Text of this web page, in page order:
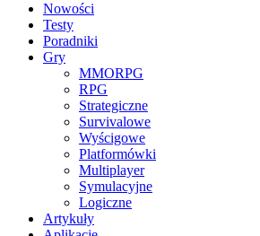
Nowości
Testy
Poradniki
Gry
MMORPG
RPG
Strategiczne
Survivalowe
Wyścigowe
Platformówki
Multiplayer
Symulacyjne
Logiczne
Artykuły